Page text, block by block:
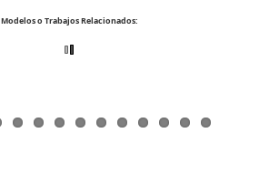
Modelos o Trabajos Relacionados: